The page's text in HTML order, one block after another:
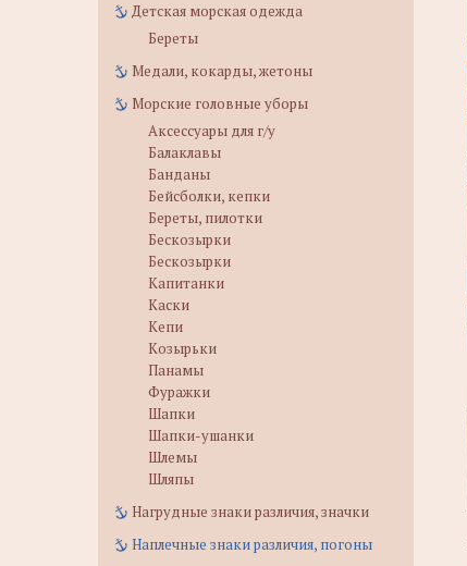
Детская морская одежда
Береты
Медали, кокарды, жетоны
Морские головные уборы
Аксессуары для г/у
Балаклавы
Банданы
Бейсболки, кепки
Береты, пилотки
Бескозырки
Бескозырки
Капитанки
Каски
Кепи
Козырьки
Панамы
Фуражки
Шапки
Шапки-ушанки
Шлемы
Шляпы
Нагрудные знаки различия, значки
Наплечные знаки различия, погоны